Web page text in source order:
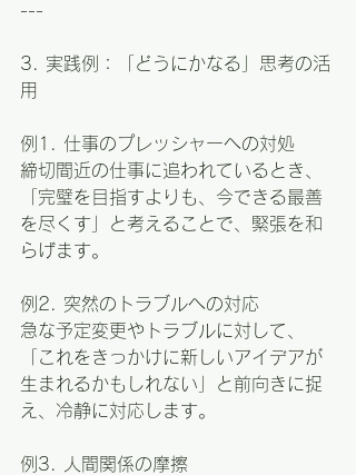
---
3. 実践例：「どうにかなる」思考の活
用
例1. 仕事のプレッシャーへの対処
締切間近の仕事に追われているとき、
「完璧を目指すよりも、今できる最善
を尽くす」と考えることで、緊張を和
らげます。
例2. 突然のトラブルへの対応
急な予定変更やトラブルに対して、
「これをきっかけに新しいアイデアが
生まれるかもしれない」と前向きに捉
え、冷静に対応します。
例3. 人間関係の摩擦